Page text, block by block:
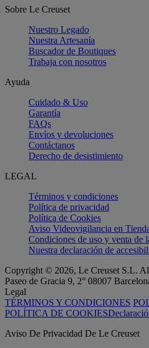
Sobre Le Creuset
Nuestro Legado
Nuestra Artesanía
Buscador de Boutiques
Trabaja con nosotros
Ayuda
Cuidado & Uso
Garantía
FAQs
Envíos y devoluciones
Contáctanos
Derecho de desistimiento
LEGAL
Términos y condiciones
Política de privacidad
Política de Cookies
Aviso Videovigilancia en
Condiciones de uso y venta de
Nuestra declaración de
Copyright © 2026, Le Creuset S.L.
Paseo de Gracia 9, 2° 08007
Legal
TÉRMINOS Y CONDICIONES
POLÍTICA DE COOKIES
Aviso De Privacidad De Le Creuset